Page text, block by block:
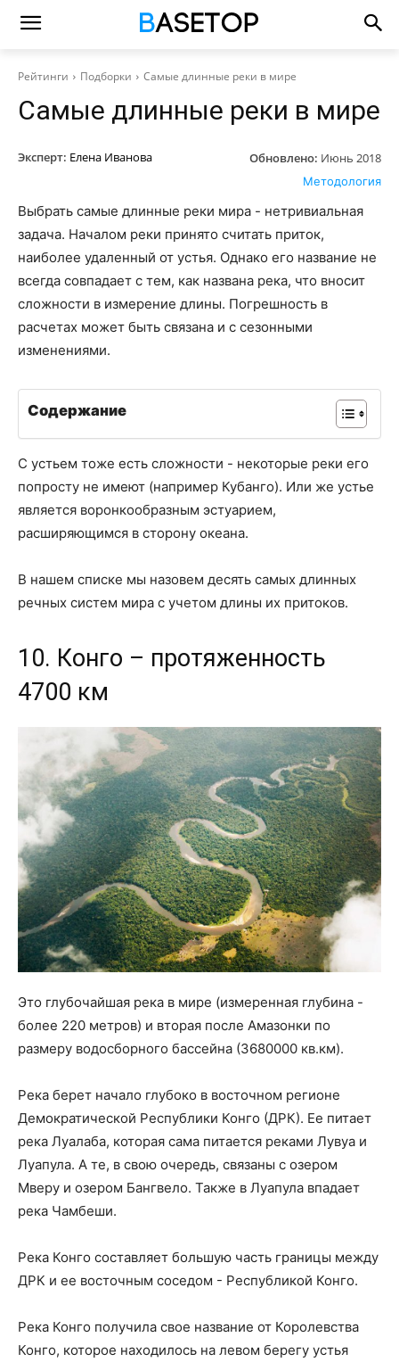
Рейтинги Подборки Самые длинные реки в мире
Самые длинные реки в мире
Эксперт: Елена Иванова Обновлено: Июнь 2018
Методология
Выбрать самые длинные реки мира - нетривиальная
задача. Началом реки принято считать приток,
наиболее удаленный от устья. Однако его название не
всегда совпадает с тем, как названа река, что вносит
сложности в измерение длины. Погрешность в
расчетах может быть связана и с сезонными
изменениями.
Содержание
С устьем тоже есть сложности - некоторые реки его
попросту не имеют (например Кубанго). Или же устье
является воронкообразным эстуарием,
расширяющимся в сторону океана.
В нашем списке мы назовем десять самых длинных
речных систем мира с учетом длины их притоков.
10. Конго – протяженность
4700 км
Это глубочайшая река в мире (измеренная глубина -
более 220 метров) и вторая после Амазонки по
размеру водосборного бассейна (3680000 кв.км).
Река берет начало глубоко в восточном регионе
Демократической Республики Конго (ДРК). Ее питает
река Луалаба, которая сама питается реками Лувуа и
Луапула. А те, в свою очередь, связаны с озером
Мверу и озером Бангвело. Также в Луапула впадает
река Чамбеши.
Река Конго составляет большую часть границы между
ДРК и ее восточным соседом - Республикой Конго.
Река Конго получила свое название от Королевства
Конго, которое находилось на левом берегу устья